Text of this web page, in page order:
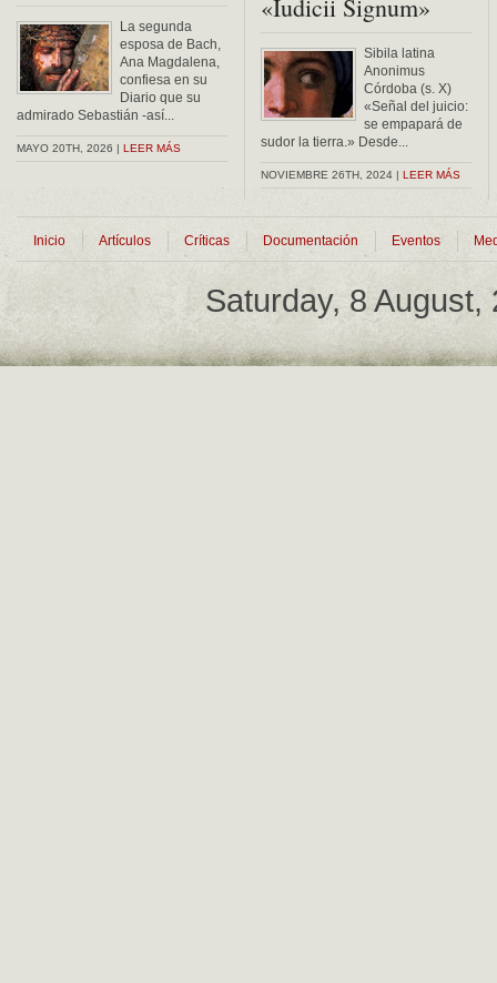
La segunda
esposa de Bach,
Ana Magdalena,
confiesa en su
Diario que su
admirado Sebastián -así...
MAYO 20TH, 2026 | LEER MÁS
«Iudicii Signum»
Sibila latina
Anonimus
Córdoba (s. X)
«Señal del juicio:
se empapará de
sudor la tierra.» Desde...
NOVIEMBRE 26TH, 2024 | LEER MÁS
Inicio Artículos Críticas Documentación Eventos
Saturday, 8